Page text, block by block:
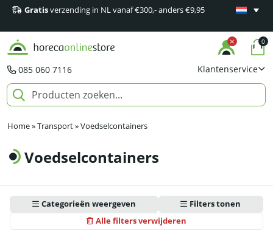
Gratisverzending in NL vanaf €300,- anders €9,95
Minimaal
085 060 7116 Klantenservice
0
Home»Transport»Voedselcontainers
Voedselcontainers
Categorieën weergeven
Alle filters verwijderen
Filters tonen